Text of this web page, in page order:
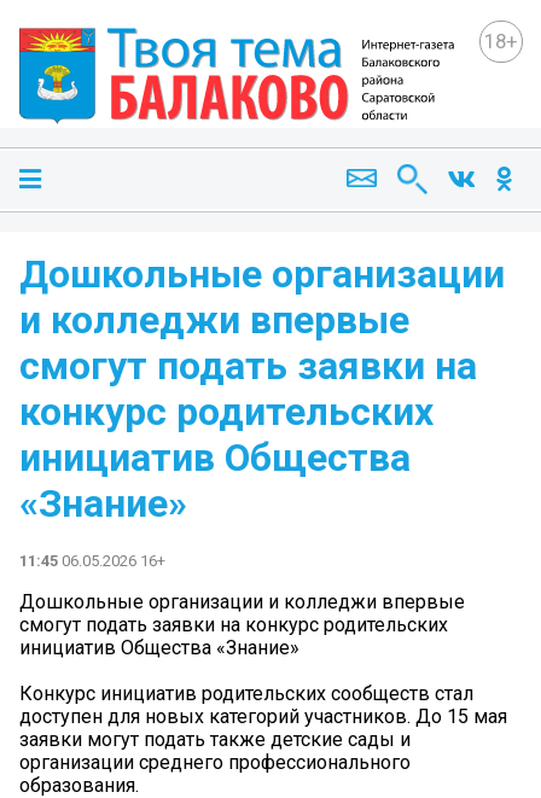
18+
Дошкольные организации
и колледжи впервые
смогут подать заявки на
конкурс родительских
инициатив Общества
«Знание»
11:45 06.05.2026 16+
Дошкольные организации и колледжи впервые
смогут подать заявки на конкурс родительских
инициатив Общества «Знание»
Конкурс инициатив родительских сообществ стал
доступен для новых категорий участников. До 15 мая
заявки могут подать также детские сады и
организации среднего профессионального
образования.